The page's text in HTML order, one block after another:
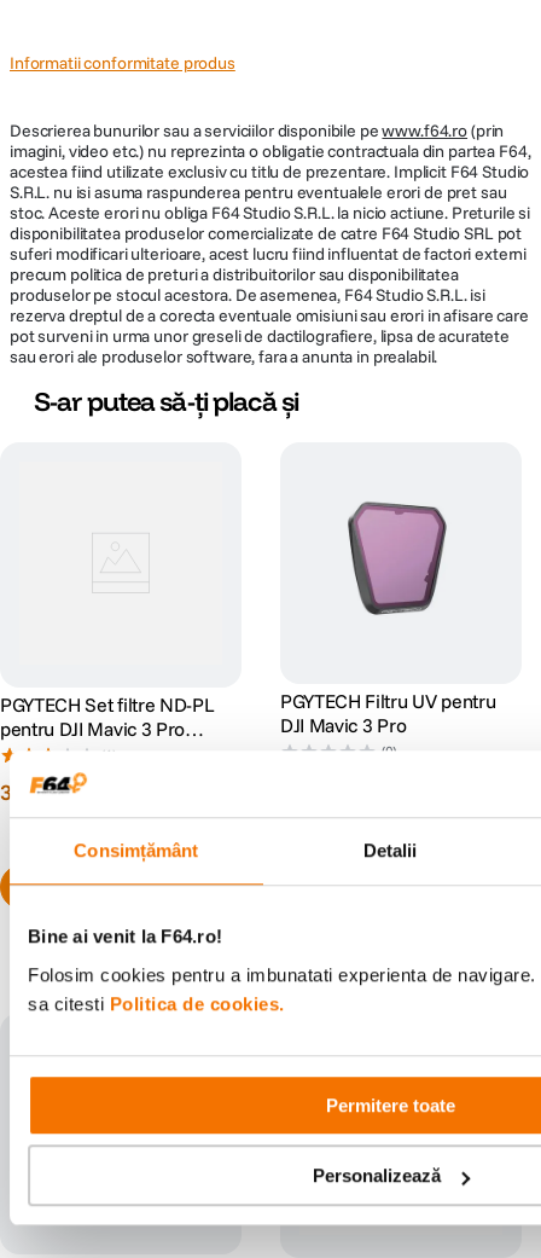
Consimțământ Detalii
Bine ai venit la F64.ro!
Folosim cookies pentru a imbunatati experienta de
sa citesti Politica de cookies.
Permitere toate
Personalizează
Informatii conformitate produs
Descrierea bunurilor sau a serviciilor disponibile pewww.f64.ro(prin
imagini, video etc.) nu reprezinta o obligatie contractuala din partea F64,
acestea fiind utilizate exclusiv cu titlu de prezentare. Implicit F64 Studio
S.R.L. nu isi asuma raspunderea pentru eventualele erori de pret sau
stoc. Aceste erori nu obliga F64 Studio S.R.L. la nicio actiune. Preturile si
disponibilitatea produselor comercializate de catre F64 Studio SRL pot
suferi modificari ulterioare, acest lucru fiind influentat de factori externi
precum politica de preturi a distribuitorilor sau disponibilitatea
produselor pe stocul acestora. De asemenea, F64 Studio S.R.L. isi
rezerva dreptul de a corecta eventuale omisiuni sau erori in afisare care
pot surveni in urma unor greseli de dactilografiere, lipsa de acuratete
sau erori ale produselor software, fara a anunta in prealabil.
S-ar putea să-ți placă și
PGYTECH Set filtre ND-PL
pentru DJI Mavic 3 Pro
(NDPL 8 16 32 64)
(1)
39 90 lei
PGYTECH Filtru UV pentru
DJI Mavic 3 Pro
(0)
Populare în aceeași categorie